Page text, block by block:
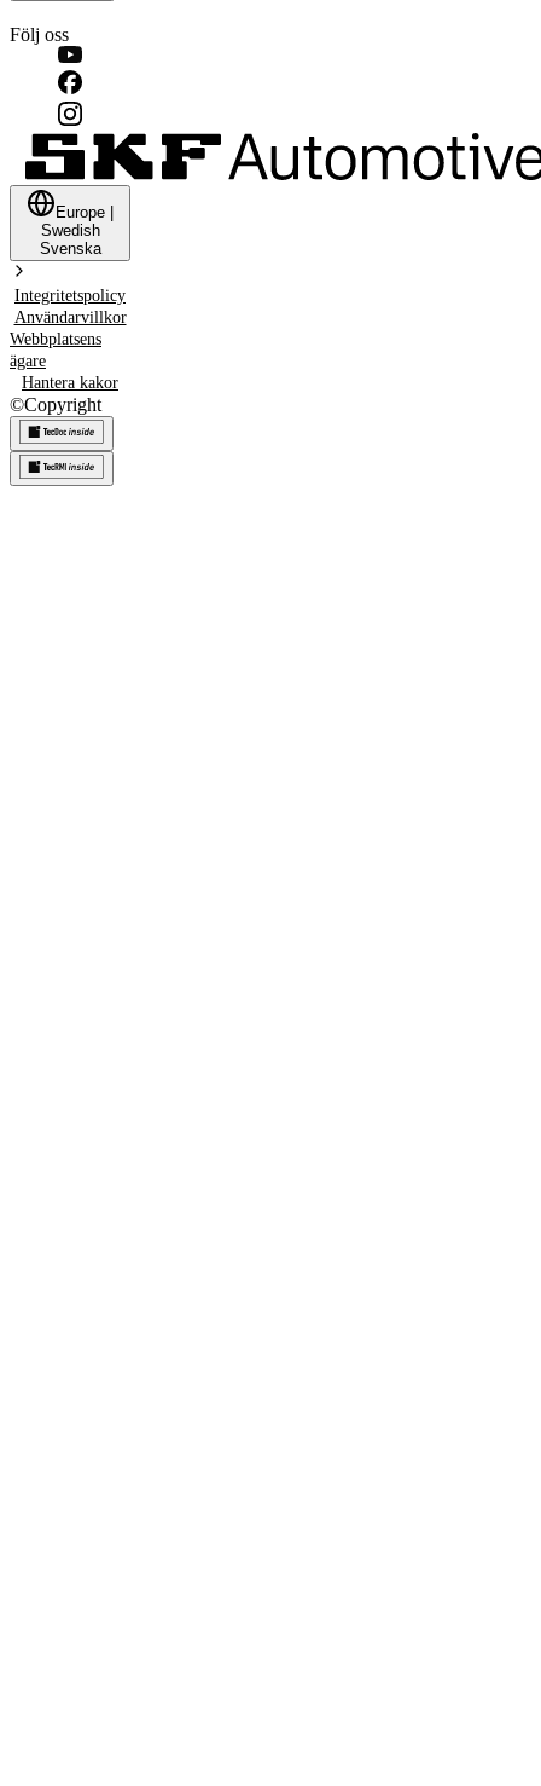
Följ oss
Europe
Swedish
Svenska
Integritetspolicy
Användarvillkor
Webbplatsens
ägare
Hantera kakor
©Copyright